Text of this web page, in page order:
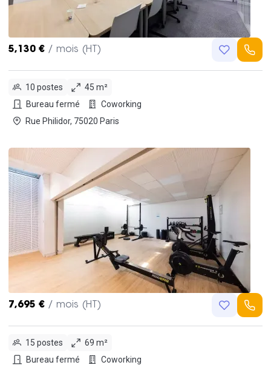
5,130 € / mois (HT)
10 postes
45 m²
Bureau fermé
Coworking
Rue Philidor, 75020 Paris
7,695 € / mois (HT)
15 postes
69 m²
Bureau fermé
Coworking